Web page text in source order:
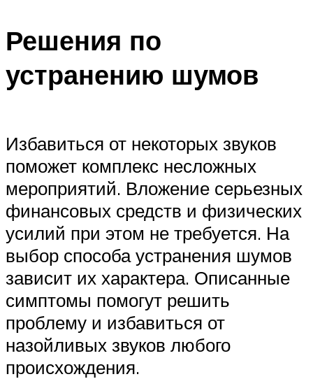
Решения по
устранению шумов
Избавиться от некоторых звуков
поможет комплекс несложных
мероприятий. Вложение серьезных
финансовых средств и физических
усилий при этом не требуется. На
выбор способа устранения шумов
зависит их характера. Описанные
симптомы помогут решить
проблему и избавиться от
назойливых звуков любого
происхождения.